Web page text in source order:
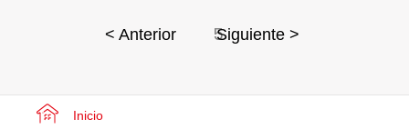
< Anterior 5
Siguiente >
Inicio